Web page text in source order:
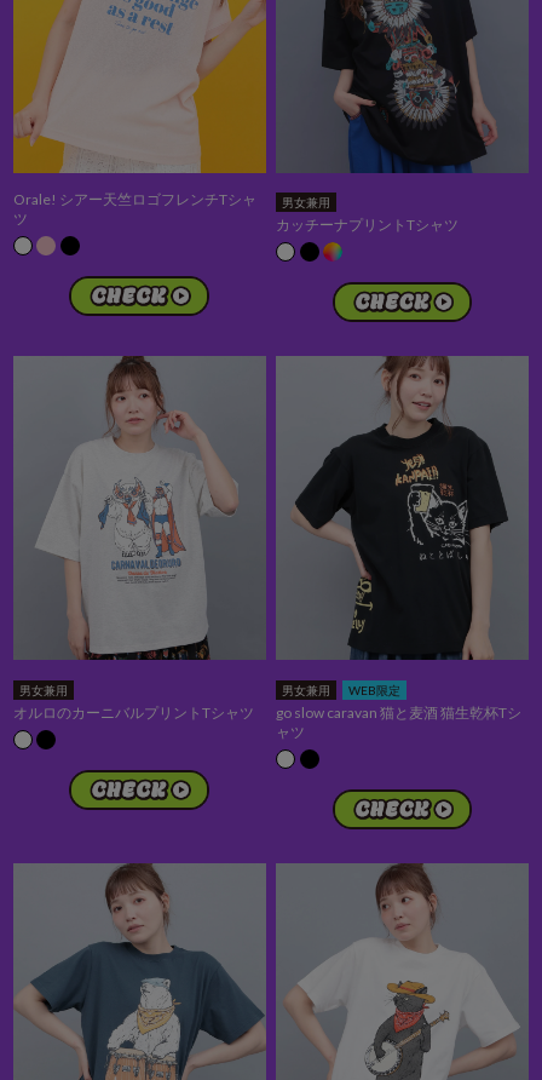
Orale! シアー天竺ロゴフレンチTシャ
ツ
男女兼用
カッチーナプリントTシャツ
男女兼用
オルロのカーニバルプリントTシャツ
男女兼用 WEB限定
go slow caravan 猫と麦酒 猫生乾杯Tシ
ャツ